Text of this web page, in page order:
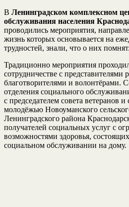
В Ленинградском комплексном
обслуживания населения
проводились мероприятия,
жизнь которых основывается на
трудностей, знали, что о них помнят.
Традиционно мероприятия
сотрудничестве с представителями
благотворителями и волонтёрами.
отделения социального
с председателем совета ветеранов
молодёжью Новоуманского
Ленинградского района
получателей социальных услуг с
возможностями здоровья,
социальном обслуживании на дому.